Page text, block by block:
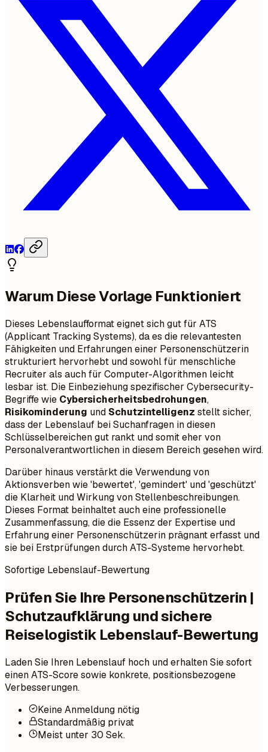
Warum Diese Vorlage Funktioniert
Dieses Lebenslaufformat eignet sich gut für ATS
(Applicant Tracking Systems), da es die relevantesten
Fähigkeiten und Erfahrungen einer Personenschützerin
strukturiert hervorhebt und sowohl für menschliche
Recruiter als auch für Computer-Algorithmen leicht
lesbar ist. Die Einbeziehung spezifischer Cybersecurity-
Begriffe wie Cybersicherheitsbedrohungen,
Risikominderung und Schutzintelligenz stellt sicher,
dass der Lebenslauf bei Suchanfragen in diesen
Schlüsselbereichen gut rankt und somit eher von
Personalverantwortlichen in diesem Bereich gesehen wird.
Darüber hinaus verstärkt die Verwendung von
Aktionsverben wie 'bewertet', 'gemindert' und 'geschützt'
die Klarheit und Wirkung von Stellenbeschreibungen.
Dieses Format beinhaltet auch eine professionelle
Zusammenfassung, die die Essenz der Expertise und
Erfahrung einer Personenschützerin prägnant erfasst und
sie bei Erstprüfungen durch ATS-Systeme hervorhebt.
Sofortige Lebenslauf-Bewertung
Prüfen Sie Ihre Personenschützerin |
Schutzaufklärung und sichere
Reiselogistik Lebenslauf-Bewertung
Laden Sie Ihren Lebenslauf hoch und erhalten Sie sofort
einen ATS-Score sowie konkrete, positionsbezogene
Verbesserungen.
Keine Anmeldung nötig
Standardmäßig privat
Meist unter 30 Sek.